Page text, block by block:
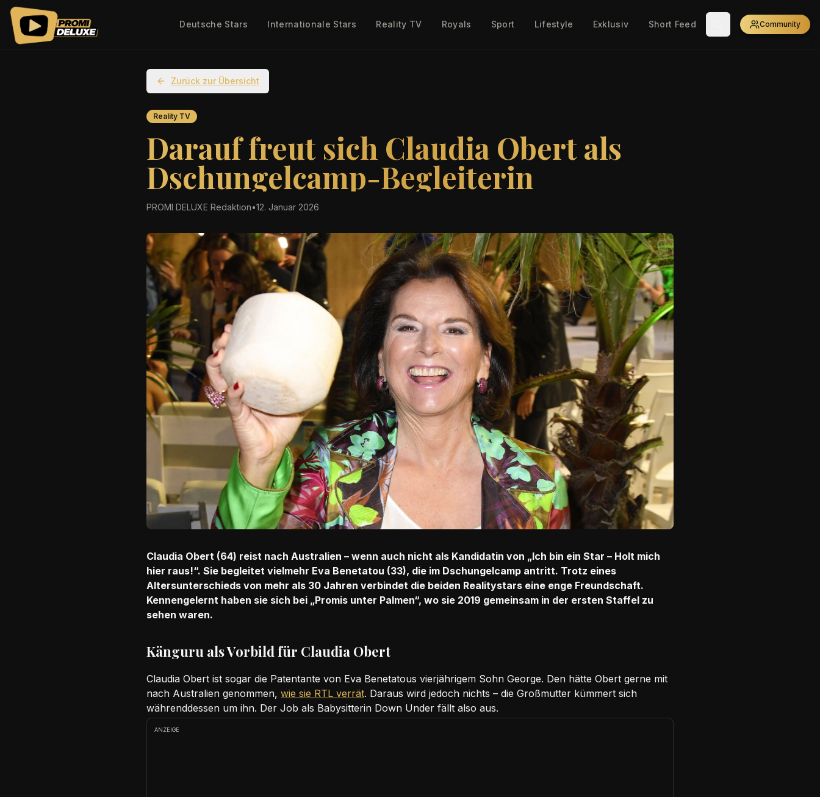
Deutsche Stars Internationale Stars Reality TV Royals Sport Lifestyle Exklusiv Short Feed Community
Zurück zur Übersicht
Reality TV
Darauf freut sich Claudia Obert als
Dschungelcamp-Begleiterin
PROMI DELUXE Redaktion•12. Januar 2026
Claudia Obert (64) reist nach Australien – wenn auch nicht als Kandidatin von „Ich bin ein Star – Holt mich
hier raus!“. Sie begleitet vielmehr Eva Benetatou (33), die im Dschungelcamp antritt. Trotz eines
Altersunterschieds von mehr als 30 Jahren verbindet die beiden Realitystars eine enge Freundschaft.
Kennengelernt haben sie sich bei „Promis unter Palmen“, wo sie 2019 gemeinsam in der ersten Staffel zu
sehen waren.
Känguru als Vorbild für Claudia Obert
Claudia Obert ist sogar die Patentante von Eva Benetatous vierjährigem Sohn George. Den hätte Obert gerne mit
nach Australien genommen, wie sie RTL verrät. Daraus wird jedoch nichts – die Großmutter kümmert sich
währenddessen um ihn. Der Job als Babysitterin Down Under fällt also aus.
ANZEIGE